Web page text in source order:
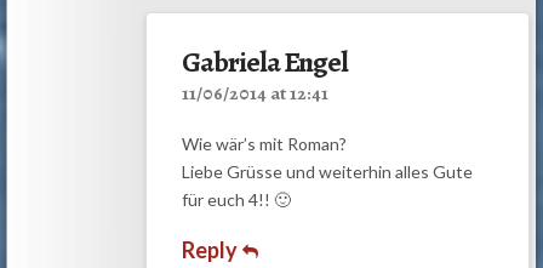
Gabriela Engel
11/06/2014 at 12:41
Wie wär’s mit Roman?
Liebe Grüsse und weiterhin alles Gute
für euch 4!! 🙂
Reply